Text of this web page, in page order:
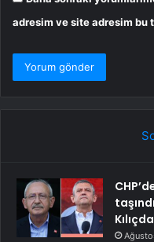
adresim ve site adresim bu